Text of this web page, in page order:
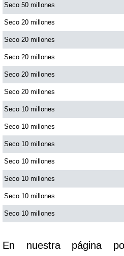
Motilon Noche
Paisita Día
Paisita Noche
Paisita 3
Pick 3 Día
Pick 3 Noche
Pick 4 Día
Pick 4 Noche
Seco 50 millones
Seco 20 millones
Seco 20 millones
Seco 20 millones
Seco 20 millones
Seco 20 millones
Seco 10 millones
Seco 10 millones
Seco 10 millones
Seco 10 millones
Seco 10 millones
Seco 10 millones
Seco 10 millones
En nuestra página